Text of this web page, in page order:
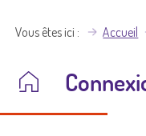
Vous êtes ici Accueil